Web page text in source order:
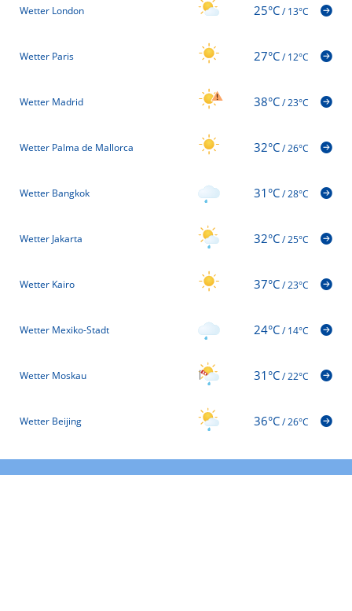
Wetter London 25°C/13°C
Wetter Paris 27°C/12°C
Wetter Madrid 38°C/23°C
Wetter Palma de Mallorca 32°C/26°C
Wetter Bangkok 31°C/28°C
Wetter Jakarta 32°C/25°C
Wetter Kairo 37°C/23°C
Wetter Mexiko-Stadt 24°C/14°C
Wetter Moskau 31°C/22°C
Wetter Beijing 36°C/26°C